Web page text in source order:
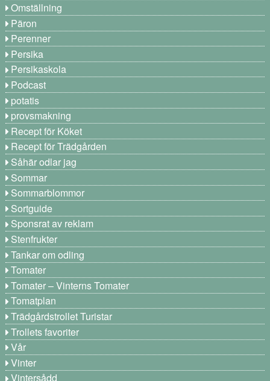
Omställning
Päron
Perenner
Persika
Persikaskola
Podcast
potatis
provsmakning
Recept för Köket
Recept för Trädgården
Såhär odlar jag
Sommar
Sommarblommor
Sortguide
Sponsrat av reklam
Stenfrukter
Tankar om odling
Tomater
Tomater – Vinterns Tomater
Tomatplan
Trädgårdstrollet Turistar
Trollets favoriter
Vår
Vinter
Vintersådd